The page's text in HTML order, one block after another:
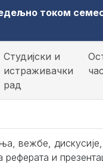
током
Студијски и
истраживачки
рад
вежбе, дискусије,
реферата и